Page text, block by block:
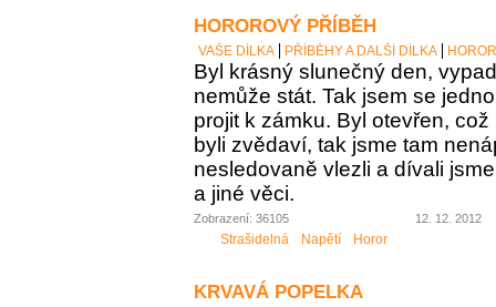
HOROROVÝ PŘÍBĚH
VAŠE DÍLKA PŘÍBĚHY A DALŠÍ DÍLKA
Byl krásný slunečný den,
nemůže stát. Tak jsem se
projit k zámku. Byl otevřen,
byli zvědaví, tak jsme tam
nesledovaně vlezli a dívali
a jiné věci.
Zobrazení: 36105 12. 12. 2012
Strašidelná Napětí Horor
KRVAVÁ POPELKA